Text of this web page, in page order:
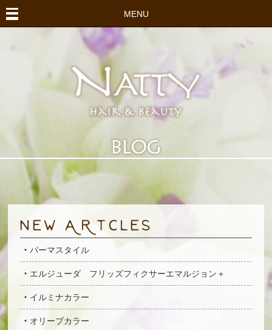
MENU
パーマスタイル
エルジューダ フリッズフィクサーエマルジョン＋
イルミナカラー
オリーブカラー